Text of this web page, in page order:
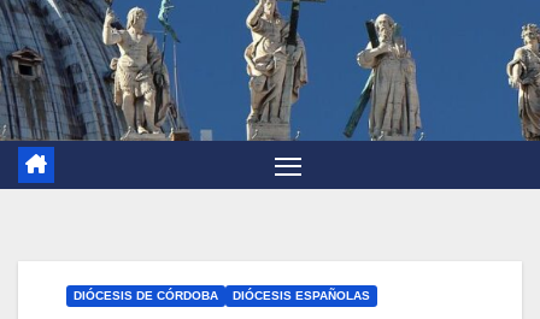
DIÓCESIS DE CÓRDOBA DIÓCESIS ESPAÑOLAS